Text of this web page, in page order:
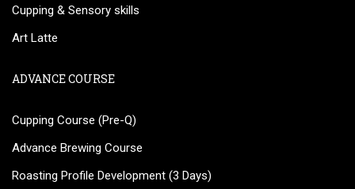
Cupping & Sensory skills
Art Latte
ADVANCE COURSE
Cupping Course (Pre-Q)
Advance Brewing Course
Roasting Profile Development (3 Days)